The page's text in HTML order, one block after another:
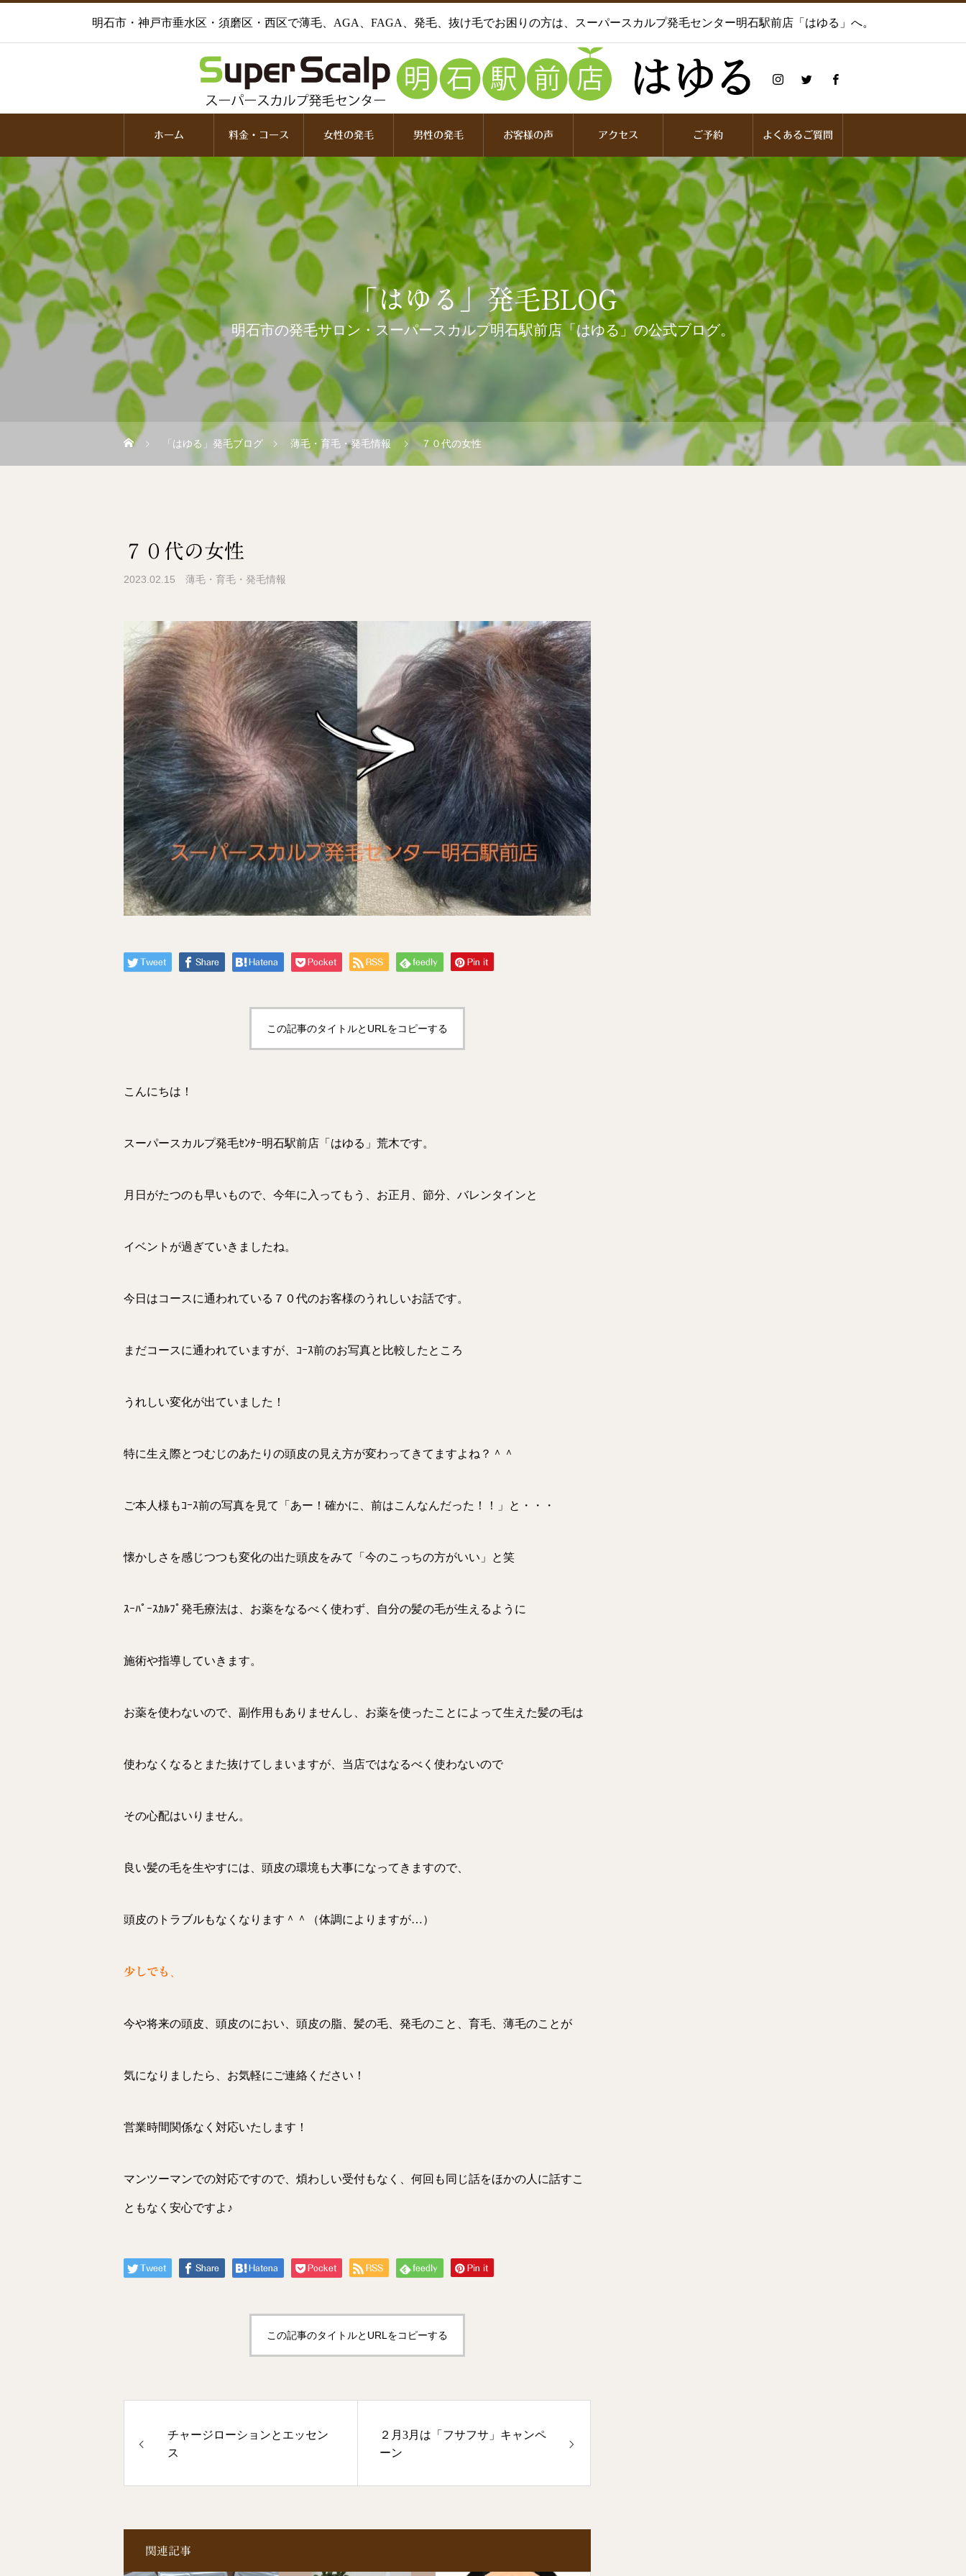
明石市・神戸市垂水区・須磨区・西区で薄毛、AGA、FAGA、発毛、抜け毛でお困りの方は、スーパースカルプ発毛センター明石駅前店「はゆる」へ。
ホーム 料金・コース 女性の発毛 男性の発毛 お客様の声 アクセス ご予約 よくあるご質問
「はゆる」発毛BLOG
明石市の発毛サロン・スーパースカルプ明石駅前店「はゆる」の公式ブログ。
「はゆる」発毛ブログ 薄毛・育毛・発毛情報 ７０代の女性
７０代の女性
2023.02.15 薄毛・育毛・発毛情報
Tweet Share Hatena Pocket RSS feedly Pin it
この記事のタイトルとURLをコピーする
こんにちは！
スーパースカルプ発毛ｾﾝﾀｰ明石駅前店「はゆる」荒木です。
月日がたつのも早いもので、今年に入ってもう、お正月、節分、バレンタインと
イベントが過ぎていきましたね。
今日はコースに通われている７０代のお客様のうれしいお話です。
まだコースに通われていますが、ｺｰｽ前のお写真と比較したところ
うれしい変化が出ていました！
特に生え際とつむじのあたりの頭皮の見え方が変わってきてますよね？＾＾
ご本人様もｺｰｽ前の写真を見て「あー！確かに、前はこんなんだった！！」と・・・
懐かしさを感じつつも変化の出た頭皮をみて「今のこっちの方がいい」と笑
ｽｰﾊﾟｰｽｶﾙﾌﾟ発毛療法は、お薬をなるべく使わず、自分の髪の毛が生えるように
施術や指導していきます。
お薬を使わないので、副作用もありませんし、お薬を使ったことによって生えた髪の毛は
使わなくなるとまた抜けてしまいますが、当店ではなるべく使わないので
その心配はいりません。
良い髪の毛を生やすには、頭皮の環境も大事になってきますので、
頭皮のトラブルもなくなります＾＾（体調によりますが…）
少しでも
今や将来の頭皮、頭皮のにおい、頭皮の脂、髪の毛、発毛のこと、育毛、薄毛のことが
気になりましたら、お気軽にご連絡ください！
営業時間関係なく対応いたします！
マンツーマンでの対応ですので、煩わしい受付もなく、何回も同じ話をほかの人に話すこ
ともなく安心ですよ♪
Tweet Share Hatena Pocket RSS feedly Pin it
この記事のタイトルとURLをコピーする
チャージローションとエッセン
ス
２月3月は「フサフサ」キャンペ
ーン
関連記事